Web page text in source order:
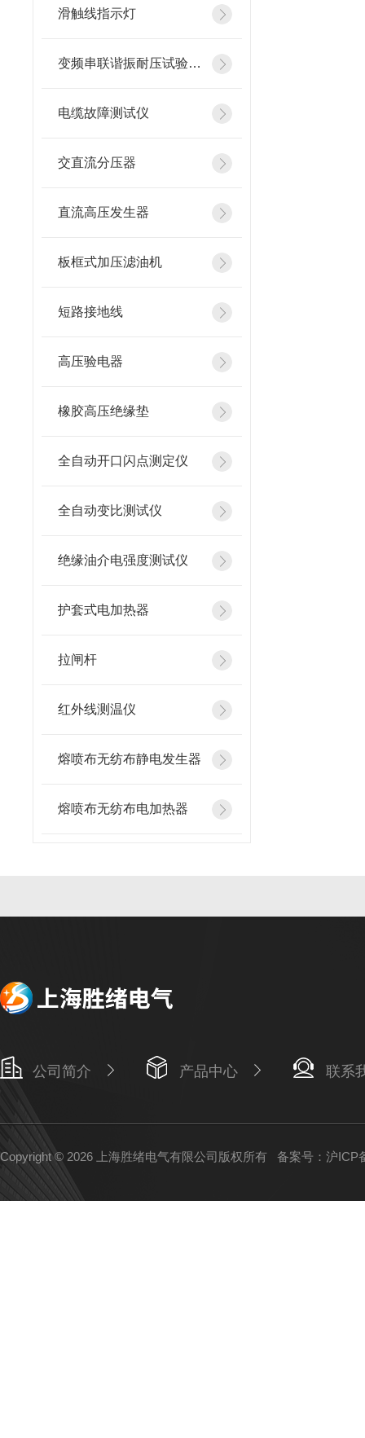
滑触线指示灯
变频串联谐振耐压试验装置
电缆故障测试仪
交直流分压器
直流高压发生器
板框式加压滤油机
短路接地线
高压验电器
橡胶高压绝缘垫
全自动开口闪点测定仪
全自动变比测试仪
绝缘油介电强度测试仪
护套式电加热器
拉闸杆
红外线测温仪
熔喷布无纺布静电发生器
熔喷布无纺布电加热器
公司简介 产品中心 联系
Copyright © 2026 上海胜绪电气有限公司版权所有 备案号：沪ICP